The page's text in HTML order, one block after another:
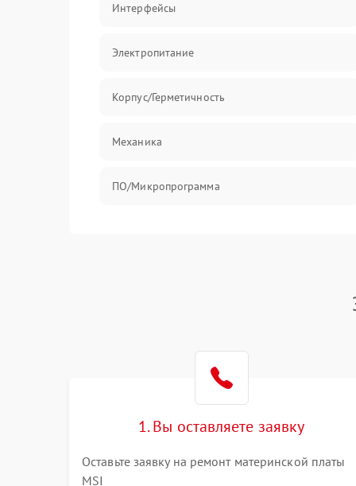
Интерфейсы
Электропитание
Корпус/Герметичность
Механика
ПО/Микропрограмма
1. Вы оставляете заявку
Оставьте заявку на ремонт материнской платы
MSI